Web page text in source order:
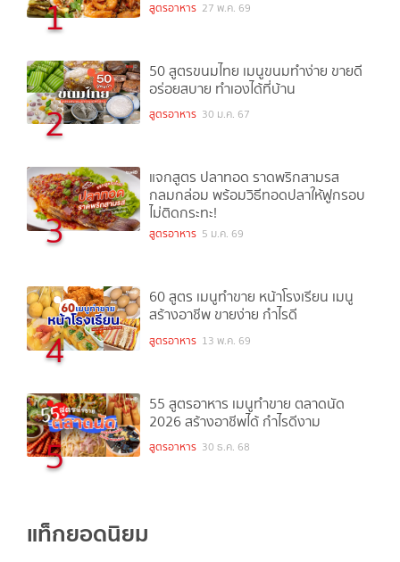
1 สูตรอาหาร 27 พ.ค. 69
2
50 สูตรขนมไทย เมนูขนมทำง่าย ขายดี
อร่อยสบาย ทำเองได้ที่บ้าน
สูตรอาหาร 30 ม.ค. 67
3
แจกสูตร ปลาทอด ราดพริกสามรส
กลมกล่อม พร้อมวิธีทอดปลาให้ฟูกรอบ
ไม่ติดกระทะ!
สูตรอาหาร 5 ม.ค. 69
4
60 สูตร เมนูทำขาย หน้าโรงเรียน เมนู
สร้างอาชีพ ขายง่าย กำไรดี
สูตรอาหาร 13 พ.ค. 69
5
55 สูตรอาหาร เมนูทำขาย ตลาดนัด
2026 สร้างอาชีพได้ กำไรดีงาม
สูตรอาหาร 30 ธ.ค. 68
แท็กยอดนิยม